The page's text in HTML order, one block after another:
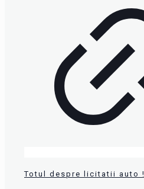
Totul despre licitatii auto !